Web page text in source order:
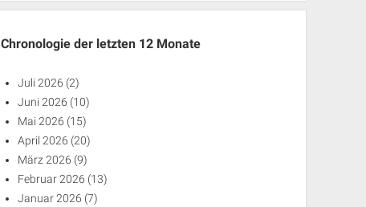
Chronologie der letzten 12 Monate
Juli 2026 (2)
Juni 2026 (10)
Mai 2026 (15)
April 2026 (20)
März 2026 (9)
Februar 2026 (13)
Januar 2026 (7)